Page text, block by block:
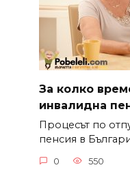
За колко
инвалидна
Процесът по
пенсия в
0 550